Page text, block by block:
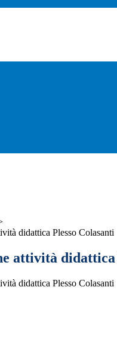
didattica Plesso Colasanti
attività didattica
didattica Plesso Colasanti